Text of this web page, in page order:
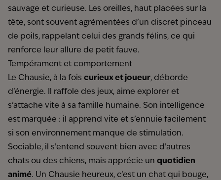
sauvage et curieuse. Les oreilles, haut placées sur la
tête, sont souvent agrémentées d’un discret pinceau
de poils, rappelant celui des grands félins, ce qui
renforce leur allure de petit fauve.
Tempérament et comportement
Le Chausie, à la fois curieux et joueur, déborde
d’énergie. Il raffole des jeux, aime explorer et
s’attache vite à sa famille humaine. Son intelligence
est marquée : il apprend vite et s’ennuie facilement
si son environnement manque de stimulation.
Sociable, il s’entend souvent bien avec d’autres
chats ou des chiens, mais apprécie un quotidien
animé. Un Chausie heureux, c’est un chat qui bouge,